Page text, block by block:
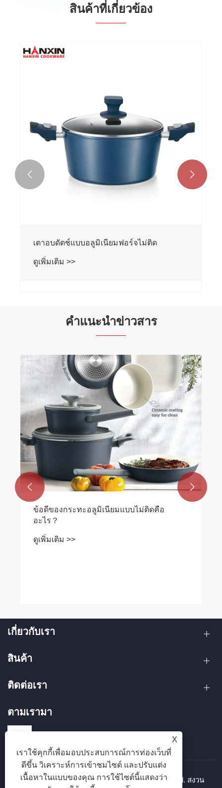
สินค้าที่เกี่ยวข้อง
เตาอบดัตช์เคลือบหินอ่อน Non-Stick อลูมิ
 
คำแนะนำข่าวสาร
เหตุใดกระทะทรงลึกอะลูมิเนียมแบบไม่ติด
กระทะจึงเป็นตัวเลือกที่ดีที่สุดสำหรับการทำ
อาหารสมัยใหม่
ดูเพิ่มเติม >>
 
เกี่ยวกับเรา
สินค้า
ติดต่อเรา
ตามเรามา
ลิขสิทธิ์ © 2025 Zhejiang Hanxin Cookware Co., Ltd. สงวน
X
เราใช้คุกกี้เพื่อมอบประสบการณ์การท่องเว็บที่
ดีขึ้น วิเคราะห์การเข้าชมไซต์ และปรับแต่ง
เนื้อหาในแบบของคุณ การใช้ไซต์นี้แสดงว่า